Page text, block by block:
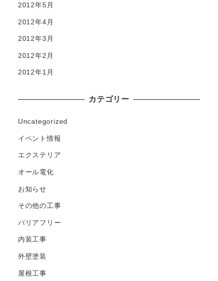
2012年5月
2012年4月
2012年3月
2012年2月
2012年1月
カテゴリー
Uncategorized
イベント情報
エクステリア
オール電化
お知らせ
その他の工事
バリアフリー
内装工事
外壁塗装
屋根工事